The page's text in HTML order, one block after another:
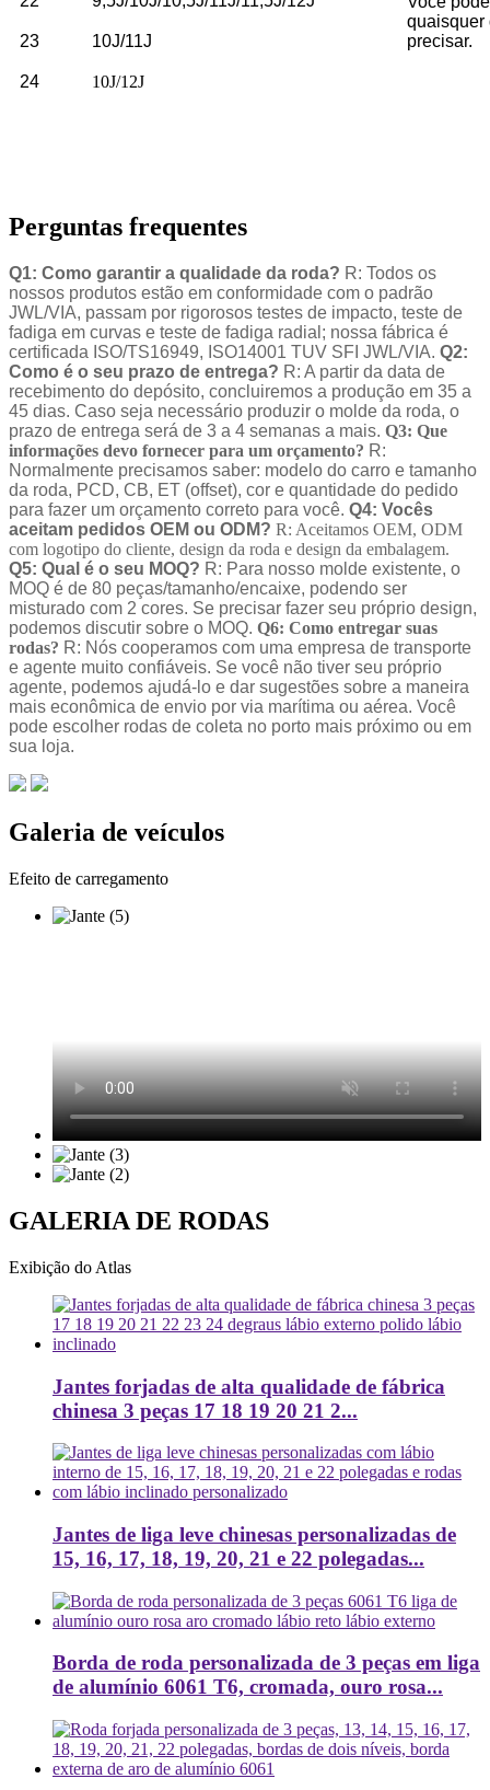
quaisquer
precisar.
23 10J/11J
24 10J/12J
Perguntas frequentes
Q1: Como garantir a qualidade da roda? R: Todos os
nossos produtos estão em conformidade com o padrão
JWL/VIA, passam por rigorosos testes de impacto, teste de
fadiga em curvas e teste de fadiga radial; nossa fábrica é
certificada ISO/TS16949, ISO14001 TUV SFI JWL/VIA. Q2:
Como é o seu prazo de entrega? R: A partir da data de
recebimento do depósito, concluiremos a produção em 35 a
45 dias. Caso seja necessário produzir o molde da roda, o
prazo de entrega será de 3 a 4 semanas a mais. Q3: Que
informações devo fornecer para um orçamento? R:
Normalmente precisamos saber: modelo do carro e tamanho
da roda, PCD, CB, ET (offset), cor e quantidade do pedido
para fazer um orçamento correto para você. Q4: Vocês
aceitam pedidos OEM ou ODM? R: Aceitamos OEM, ODM
com logotipo do cliente, design da roda e design da embalagem.
Q5: Qual é o seu MOQ? R: Para nosso molde existente, o
MOQ é de 80 peças/tamanho/encaixe, podendo ser
misturado com 2 cores. Se precisar fazer seu próprio design,
podemos discutir sobre o MOQ. Q6: Como entregar suas
rodas? R: Nós cooperamos com uma empresa de transporte
e agente muito confiáveis. Se você não tiver seu próprio
agente, podemos ajudá-lo e dar sugestões sobre a maneira
mais econômica de envio por via marítima ou aérea. Você
pode escolher rodas de coleta no porto mais próximo ou em
sua loja.
Galeria de veículos
Efeito de carregamento
GALERIA DE RODAS
Exibição do Atlas
Jantes forjadas de alta qualidade de fábrica
chinesa 3 peças 17 18 19 20 21 2...
Jantes de liga leve chinesas personalizadas de
15, 16, 17, 18, 19, 20, 21 e 22 polegadas...
Borda de roda personalizada de 3 peças em liga
de alumínio 6061 T6, cromada, ouro rosa...